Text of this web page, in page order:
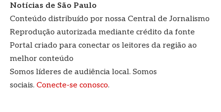
Notícias de São Paulo
Conteúdo distribuído por nossa Central de Jornalismo
Reprodução autorizada mediante crédito da fonte
Portal criado para conectar os leitores da região ao
melhor conteúdo
Somos líderes de audiência local. Somos
sociais. Conecte-se conosco.